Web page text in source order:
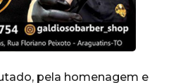
pela homenagem e